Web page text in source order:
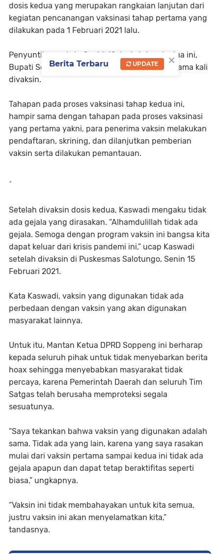
dosis kedua yang merupakan rangkaian lanjutan dari
kegiatan pencanangan vaksinasi tahap pertama yang
dilakukan pada 1 Februari 2021 lalu.
Penyuntikan vaksin Covid-19 dosis tahap kedua ini,
Bupati Soppeng, HA Kaswadi Razak yang pertama kali
divaksin.
Tahapan pada proses vaksinasi tahap kedua ini,
hampir sama dengan tahapan pada proses vaksinasi
yang pertama yakni, para penerima vaksin melakukan
pendaftaran, skrining, dan dilanjutkan pemberian
vaksin serta dilakukan pemantauan.
-
Setelah divaksin dosis kedua, Kaswadi mengaku tidak
ada gejala yang dirasakan. “Alhamdulillah tidak ada
gejala. Semoga dengan program vaksin ini bangsa kita
dapat keluar dari krisis pandemi ini,” ucap Kaswadi
setelah divaksin di Puskesmas Salotungo, Senin 15
Februari 2021.
Kata Kaswadi, vaksin yang digunakan tidak ada
perbedaan dengan vaksin yang akan digunakan
masyarakat lainnya.
Untuk itu, Mantan Ketua DPRD Soppeng ini berharap
kepada seluruh pihak untuk tidak menyebarkan berita
hoax sehingga menyebabkan masyarakat tidak
percaya, karena Pemerintah Daerah dan seluruh Tim
Satgas telah berusaha memproteksi segala
sesuatunya.
“Saya tekankan bahwa vaksin yang digunakan adalah
sama. Tidak ada yang lain, karena yang saya rasakan
mulai dari vaksin pertama sampai kedua ini tidak ada
gejala apapun dan dapat tetap beraktifitas seperti
biasa,” ungkapnya.
“Vaksin ini tidak membahayakan untuk kita semua,
justru vaksin ini akan menyelamatkan kita,”
tandasnya.
×
Berita Terbaru UPDATE